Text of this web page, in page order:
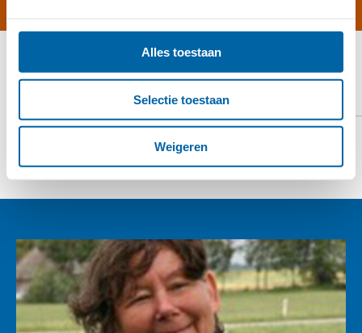
Alles toestaan
Selectie toestaan
Weigeren
ERKENNINGSPASPOORT
TOON PASPOORT